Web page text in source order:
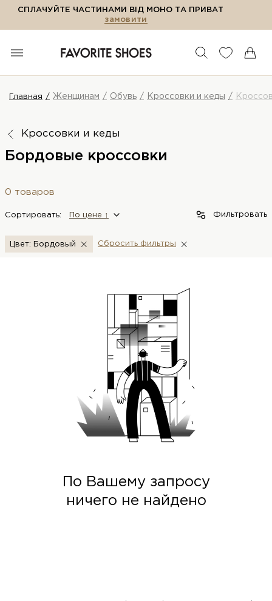
СПЛАЧУЙТЕ ЧАСТИНАМИ ВІД МОНО ТА ПРИВАТ
замовити
Главная Женщинам Обувь Кроссовки и кеды
Кроссовки и кеды
Бордовые кроссовки
0 товаров
Сортировать: По цене ↑ Фильтровать
Цвет: Бордовый Сбросить фильтры
По Вашему запросу
ничего не найдено